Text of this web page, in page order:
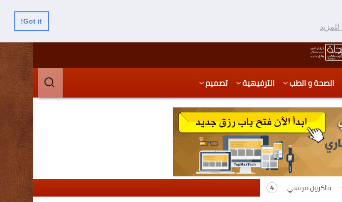
Got it!
الصحة و الطب الترفيهية تصميم
البحث
عن:
ماكرون فرنسي